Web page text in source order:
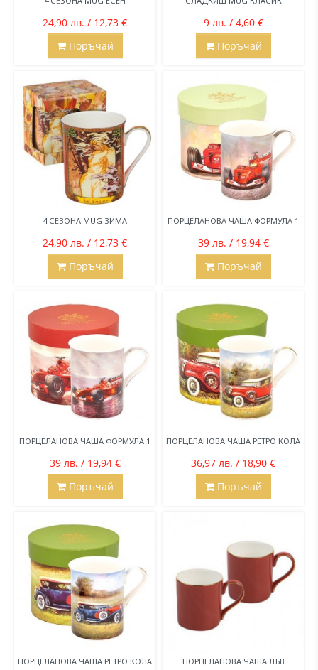
24,90 лв. / 12,73 €
Поръчай
9 лв. / 4,60 €
Поръчай
4 СЕЗОНА MUG ЗИМА
24,90 лв. / 12,73 €
Поръчай
ПОРЦЕЛАНОВА ЧАША ФОРМУЛА 1
39 лв. / 19,94 €
Поръчай
ПОРЦЕЛАНОВА ЧАША ФОРМУЛА 1
39 лв. / 19,94 €
Поръчай
ПОРЦЕЛАНОВА ЧАША РЕТРО КОЛА
36,97 лв. / 18,90 €
Поръчай
ПОРЦЕЛАНОВА ЧАША РЕТРО КОЛА ПОРЦЕЛАНОВА ЧАША ЛЪВ